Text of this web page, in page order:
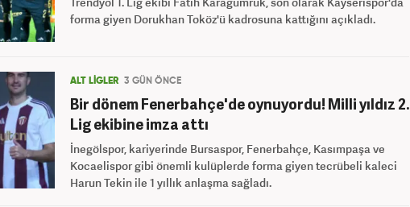
forma giyen Dorukhan Toköz'ü kadrosuna kattığını açıkladı.
ALT LİGLER 3 GÜN ÖNCE
Bir dönem Fenerbahçe'de oynuyordu! Milli yıldız 2.
Lig ekibine imza attı
İnegölspor, kariyerinde Bursaspor, Fenerbahçe, Kasımpaşa ve
Kocaelispor gibi önemli kulüplerde forma giyen tecrübeli kaleci
Harun Tekin ile 1 yıllık anlaşma sağladı.